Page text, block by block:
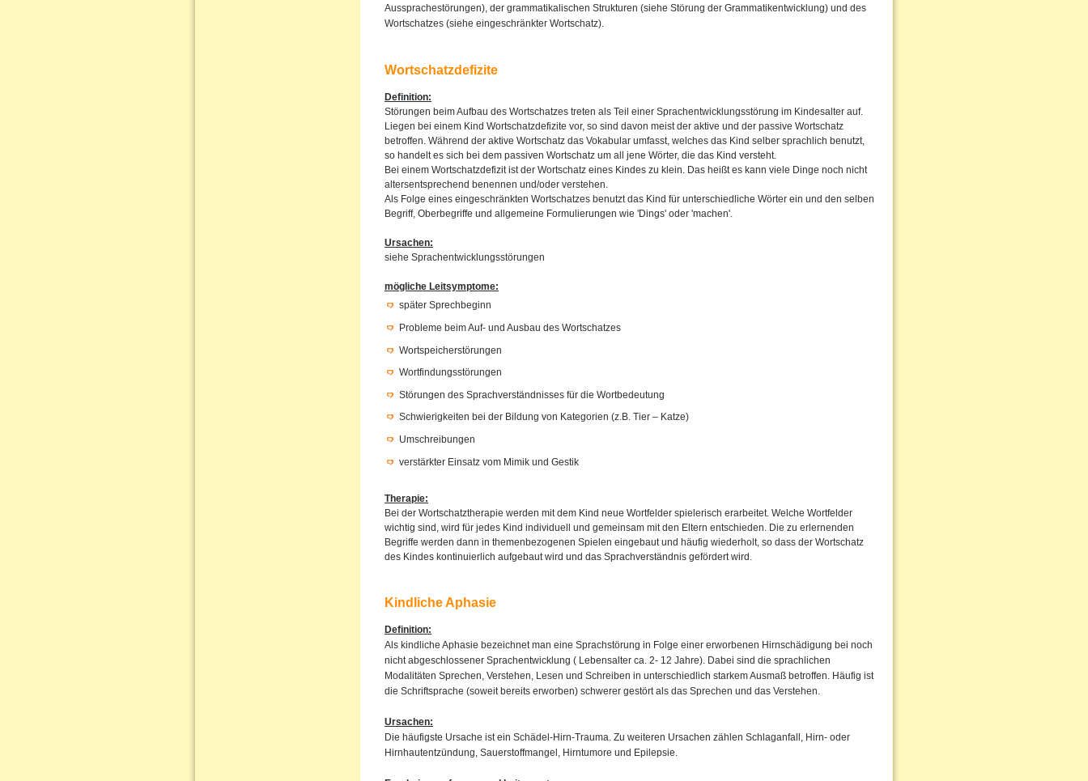
Aussprachestörungen), der grammatikalischen Strukturen (siehe Störung der Grammatikentwicklung) und des
Wortschatzes (siehe eingeschränkter Wortschatz).
Wortschatzdefizite
Definition:
Störungen beim Aufbau des Wortschatzes treten als Teil einer Sprachentwicklungsstörung im Kindesalter auf.
Liegen bei einem Kind Wortschatzdefizite vor, so sind davon meist der aktive und der passive Wortschatz
betroffen. Während der aktive Wortschatz das Vokabular umfasst, welches das Kind selber sprachlich benutzt,
so handelt es sich bei dem passiven Wortschatz um all jene Wörter, die das Kind versteht.
Bei einem Wortschatzdefizit ist der Wortschatz eines Kindes zu klein. Das heißt es kann viele Dinge noch nicht
altersentsprechend benennen und/oder verstehen.
Als Folge eines eingeschränkten Wortschatzes benutzt das Kind für unterschiedliche Wörter ein und den selben
Begriff, Oberbegriffe und allgemeine Formulierungen wie 'Dings' oder 'machen'.
Ursachen:
siehe Sprachentwicklungsstörungen
mögliche Leitsymptome:
später Sprechbeginn
Probleme beim Auf- und Ausbau des Wortschatzes
Wortspeicherstörungen
Wortfindungsstörungen
Störungen des Sprachverständnisses für die Wortbedeutung
Schwierigkeiten bei der Bildung von Kategorien (z.B. Tier – Katze)
Umschreibungen
verstärkter Einsatz vom Mimik und Gestik
Therapie:
Bei der Wortschatztherapie werden mit dem Kind neue Wortfelder spielerisch erarbeitet. Welche Wortfelder
wichtig sind, wird für jedes Kind individuell und gemeinsam mit den Eltern entschieden. Die zu erlernenden
Begriffe werden dann in themenbezogenen Spielen eingebaut und häufig wiederholt, so dass der Wortschatz
des Kindes kontinuierlich aufgebaut wird und das Sprachverständnis gefördert wird.
Kindliche Aphasie
Definition:
Als kindliche Aphasie bezeichnet man eine Sprachstörung in Folge einer erworbenen Hirnschädigung bei noch
nicht abgeschlossener Sprachentwicklung ( Lebensalter ca. 2- 12 Jahre). Dabei sind die sprachlichen
Modalitäten Sprechen, Verstehen, Lesen und Schreiben in unterschiedlich starkem Ausmaß betroffen. Häufig ist
die Schriftsprache (soweit bereits erworben) schwerer gestört als das Sprechen und das Verstehen.
Ursachen:
Die häufigste Ursache ist ein Schädel-Hirn-Trauma. Zu weiteren Ursachen zählen Schlaganfall, Hirn- oder
Hirnhautentzündung, Sauerstoffmangel, Hirntumore und Epilepsie.